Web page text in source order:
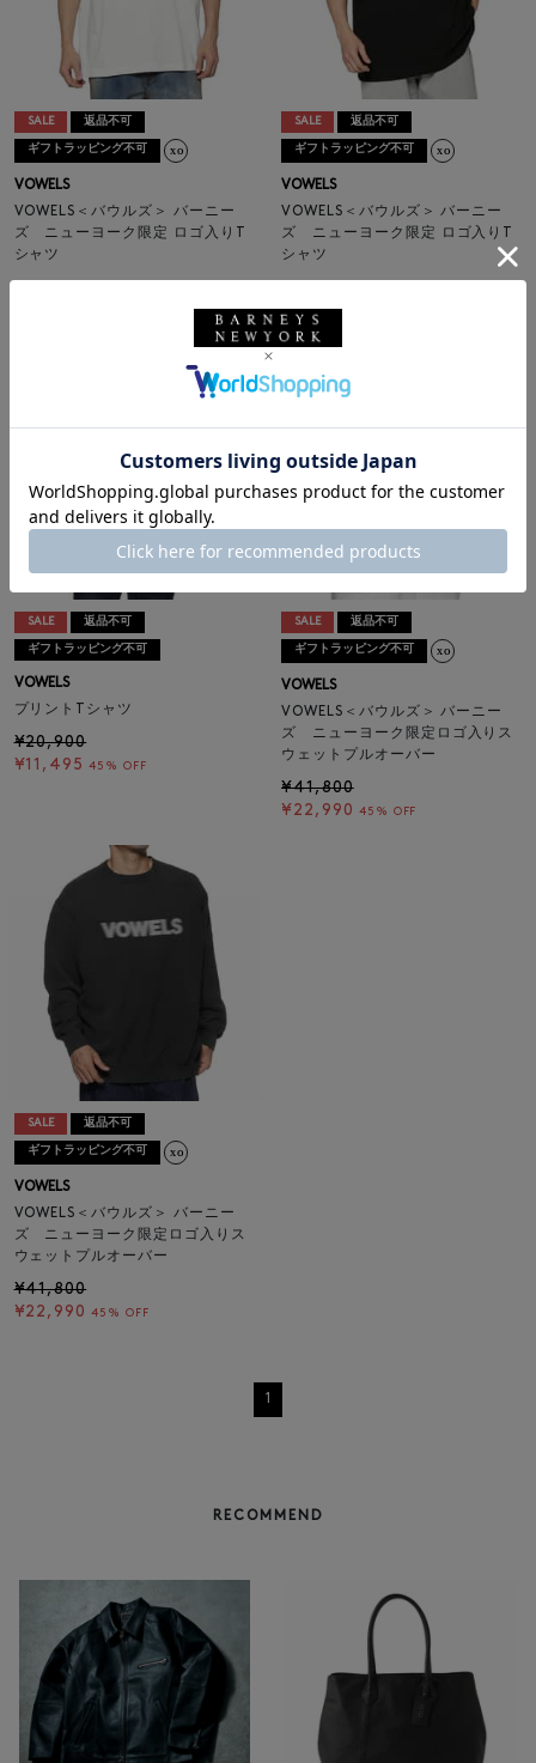
SALE 返品不可
ギフトラッピング不可
VOWELS
VOWELS＜バウルズ＞ バーニー
ズ ニューヨーク限定 ロゴ入りT
シャツ
SALE 返品不可
ギフトラッピング不可
VOWELS
VOWELS＜バウルズ＞ バーニー
ズ ニューヨーク限定 ロゴ入りT
シャツ
¥13,860
SALE 返品不可
ギフトラッピング不可
VOWELS
プリントTシャツ
¥20,900
¥11,495 45% OFF
SALE 返品不可
ギフトラッピング不可
VOWELS
VOWELS＜バウルズ＞ バーニー
ズ ニューヨーク限定ロゴ入りス
ウェットプルオーバー
¥41,800
¥22,990 45% OFF
SALE 返品不可
ギフトラッピング不可
VOWELS
VOWELS＜バウルズ＞ バーニー
ズ ニューヨーク限定ロゴ入りス
ウェットプルオーバー
¥41,800
¥22,990 45% OFF
1
RECOMMEND